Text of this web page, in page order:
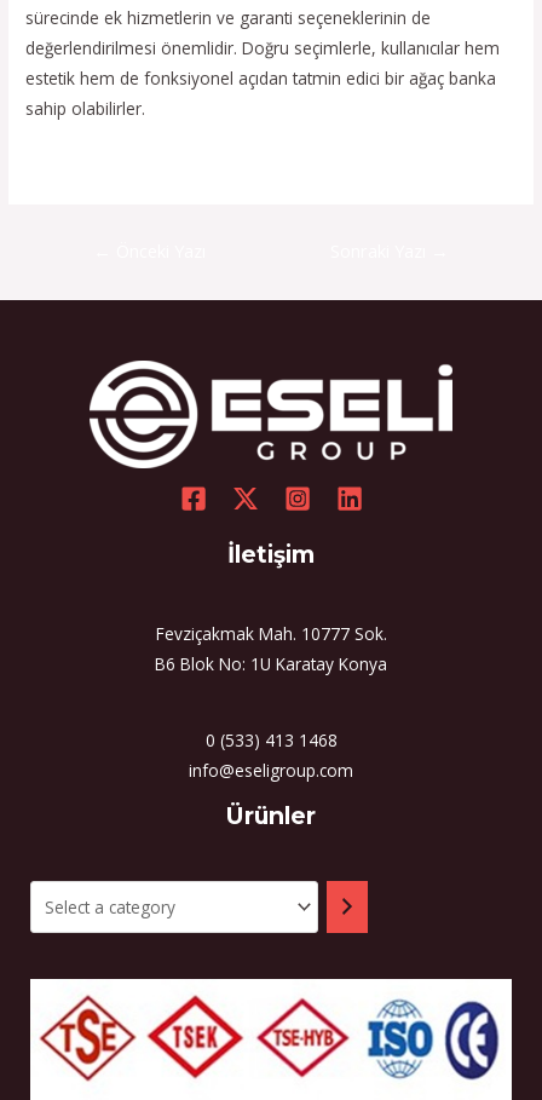
sürecinde ek hizmetlerin ve garanti seçeneklerinin de
değerlendirilmesi önemlidir. Doğru seçimlerle, kullanıcılar hem
estetik hem de fonksiyonel açıdan tatmin edici bir ağaç banka
sahip olabilirler.
İletişim
Fevziçakmak Mah. 10777 Sok.
B6 Blok No: 1U Karatay Konya
0 (533) 413 1468
info@eseligroup.com
Ürünler